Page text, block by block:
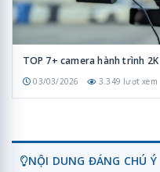
TOP 7+ camera hành trình
03/03/2026 3.349 lượt xem
NỘI DUNG ĐÁNG CHÚ Ý